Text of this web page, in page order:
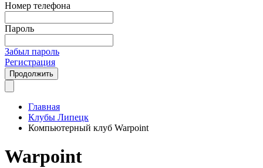
Номер телефона
Пароль
Забыл пароль
Регистрация
Продолжить
Главная
Клубы Липецк
Компьютерный клуб Warpoint
Warpoint